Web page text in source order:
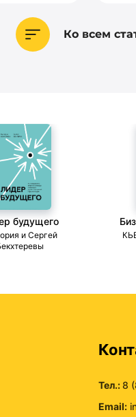
Ко всем
будущего
и Сергей
Тел.:8
Email: